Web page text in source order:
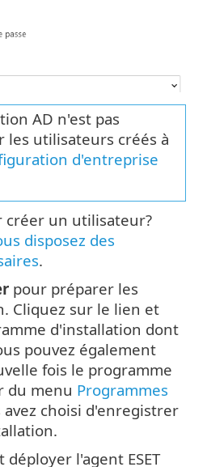
AD n'est pas
les utilisateurs créés à
d'entreprise
créer un utilisateur?
disposez des
.
pour préparer les
Cliquez sur le lien et
d'installation dont
pouvez également
fois le programme
du menu Programmes
avez choisi d'enregistrer
l'agent ESET